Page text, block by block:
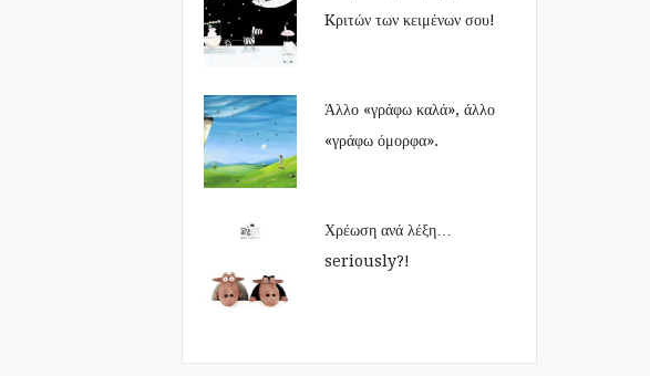
Kριτών των κειμένων σου!
Άλλο «γράφω καλά», άλλο
«γράφω όμορφα».
Χρέωση ανά λέξη…
seriously?!